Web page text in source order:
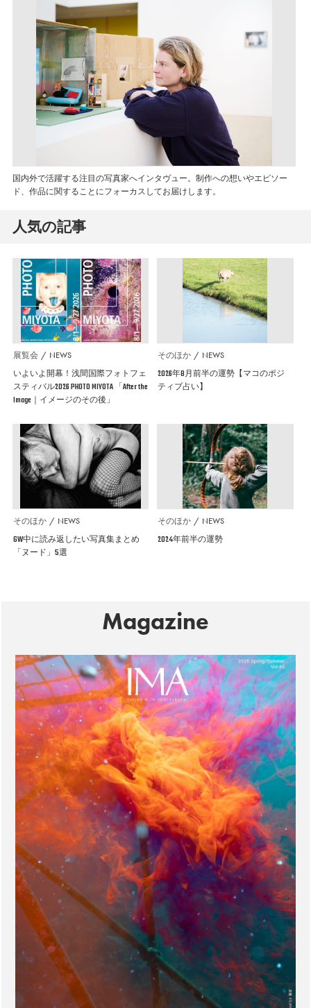
国内外で活躍する注目の写真家へインタヴュー。制作への想いやエピソー
ド、作品に関することにフォーカスしてお届けします。
人気の記事
展覧会 NEWS
いよいよ開幕！浅間国際フォトフェ
スティバル2026 PHOTO MIYOTA 「After the
Image｜イメージのその後」
そのほか NEWS
2026年8月前半の運勢【マコのポジ
ティブ占い】
そのほか NEWS
GW中に読み返したい写真集まとめ
「ヌード」5選
そのほか NEWS
2024年前半の運勢
Magazine